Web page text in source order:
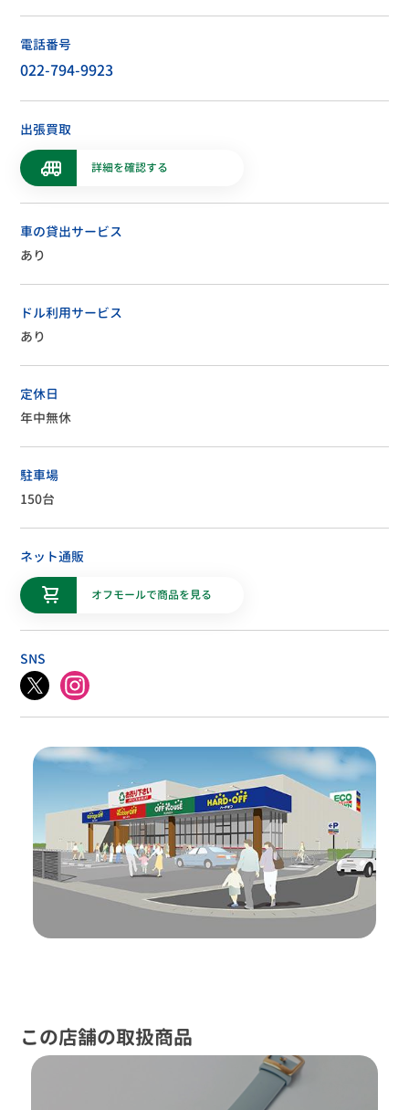
電話番号
022-794-9923
出張買取
詳細を確認する
車の貸出サービス
あり
ドル利用サービス
あり
定休日
年中無休
駐車場
150台
ネット通販
オフモールで商品を見る
SNS
この店舗の取扱商品